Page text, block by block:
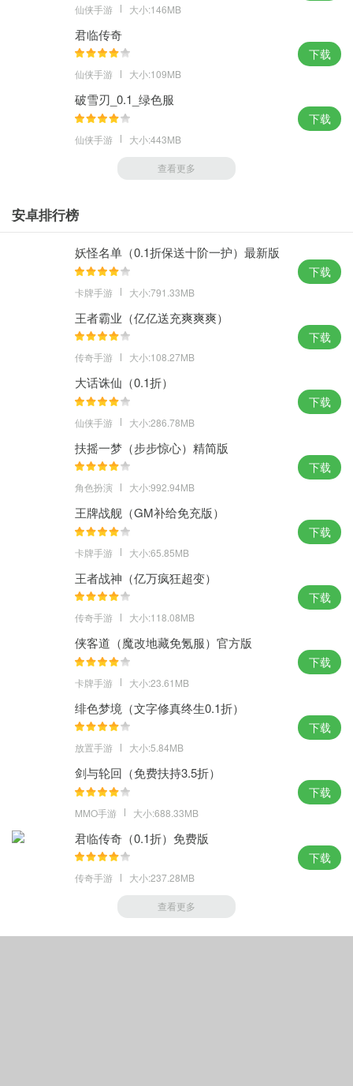
仙侠手游 大小:146MB
君临传奇
仙侠手游 大小:109MB
下载
破雪刃_0.1_绿色服
仙侠手游 大小:443MB
下载
查看更多
安卓排行榜
妖怪名单（0.1折保送十阶一护）最新版
本
卡牌手游 大小:791.33MB
下载
王者霸业（亿亿送充爽爽爽）
传奇手游 大小:108.27MB
下载
大话诛仙（0.1折）
仙侠手游 大小:286.78MB
下载
扶摇一梦（步步惊心）精简版
角色扮演 大小:992.94MB
下载
王牌战舰（GM补给免充版）
卡牌手游 大小:65.85MB
下载
王者战神（亿万疯狂超变）
传奇手游 大小:118.08MB
下载
侠客道（魔改地藏免氪服）官方版
卡牌手游 大小:23.61MB
下载
绯色梦境（文字修真终生0.1折）
放置手游 大小:5.84MB
下载
剑与轮回（免费扶持3.5折）
MMO手游 大小:688.33MB
下载
君临传奇（0.1折）免费版
传奇手游 大小:237.28MB
下载
查看更多